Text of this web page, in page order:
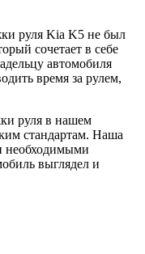
руля Kia K5 не был
сочетает в себе
автомобиля
время за рулем,
руля в нашем
стандартам. Наша
необходимыми
выглядел и